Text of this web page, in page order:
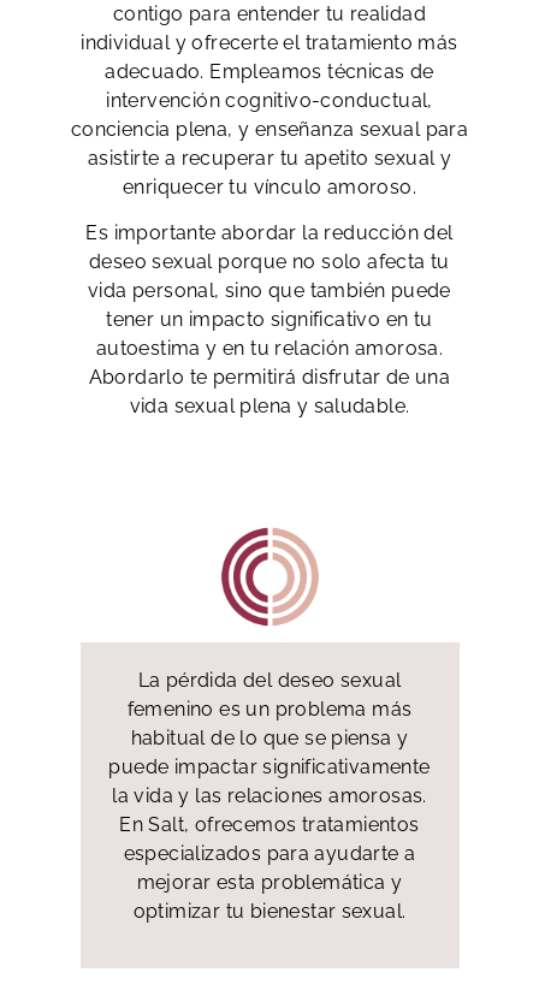
contigo para entender tu realidad
individual y ofrecerte el tratamiento más
adecuado. Empleamos técnicas de
intervención cognitivo-conductual,
conciencia plena, y enseñanza sexual para
asistirte a recuperar tu apetito sexual y
enriquecer tu vínculo amoroso.
Es importante abordar la reducción del
deseo sexual porque no solo afecta tu
vida personal, sino que también puede
tener un impacto significativo en tu
autoestima y en tu relación amorosa.
Abordarlo te permitirá disfrutar de una
vida sexual plena y saludable.
La pérdida del deseo sexual
femenino es un problema más
habitual de lo que se piensa y
puede impactar significativamente
la vida y las relaciones amorosas.
En Salt, ofrecemos tratamientos
especializados para ayudarte a
mejorar esta problemática y
optimizar tu bienestar sexual.